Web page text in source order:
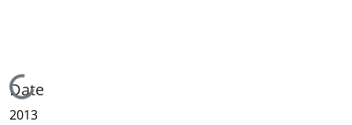
Loading...
Date
2013